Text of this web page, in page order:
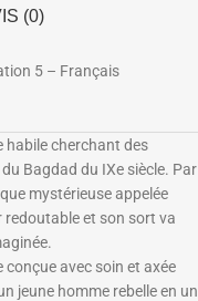
(0)
5 – Français
habile cherchant des
Bagdad du IXe siècle. Par
mystérieuse appelée
redoutable et son sort va
conçue avec soin et axée
jeune homme rebelle en un